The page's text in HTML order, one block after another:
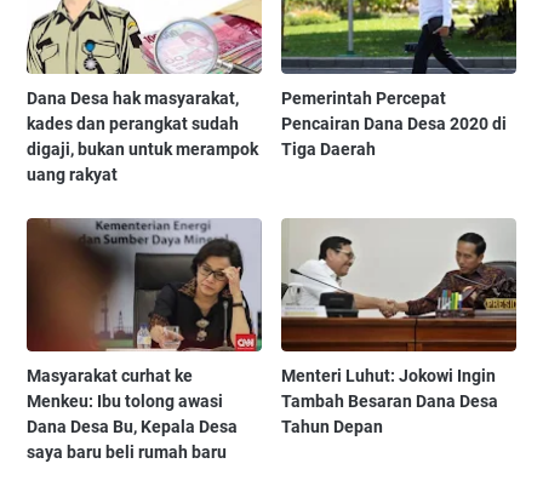
Dana Desa hak masyarakat,
kades dan perangkat sudah
digaji, bukan untuk merampok
uang rakyat
Pemerintah Percepat
Pencairan Dana Desa 2020 di
Tiga Daerah
Masyarakat curhat ke
Menkeu: Ibu tolong awasi
Dana Desa Bu, Kepala Desa
saya baru beli rumah baru
Menteri Luhut: Jokowi Ingin
Tambah Besaran Dana Desa
Tahun Depan